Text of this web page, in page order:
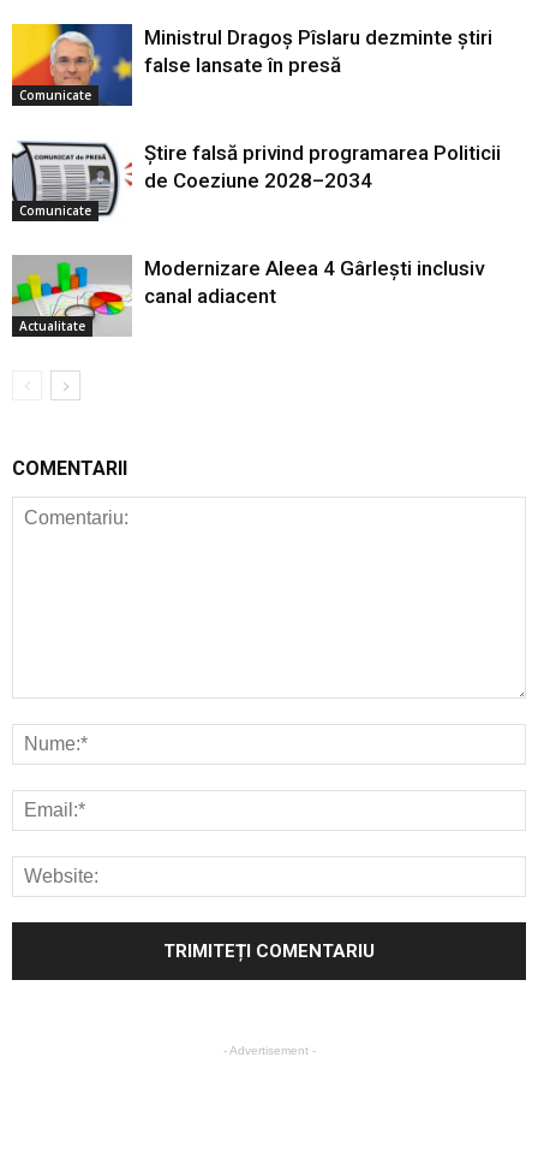
Comunicate
Ministrul Dragoș Pîslaru dezminte știri
false lansate în presă
Comunicate
Știre falsă privind programarea Politicii
de Coeziune 2028–2034
Actualitate
Modernizare Aleea 4 Gârlești inclusiv
canal adiacent
COMENTARII
- Advertisement -